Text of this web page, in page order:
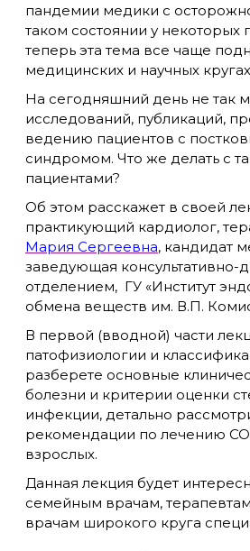
пандемии медики с
таком состоянии у некоторых
теперь эта тема все чаще
медицинских и научных
На сегодняшний день не так
исследований, публикаций,
ведению пациентов с
синдромом. Что же делать с
пациентами?
Об этом расскажет в своей
практикующий кардиолог,
Мария Сергеевна, кандидат
заведующая консультативно-
отделением, ГУ «Институт
обмена веществ им. В.П.
В первой (вводной) части
патофизиологии и
разберете основные
болезни и критерии оценки
инфекции, детально
рекомендации по лечению
взрослых.
Данная лекция будет
семейным врачам,
врачам широкого круга